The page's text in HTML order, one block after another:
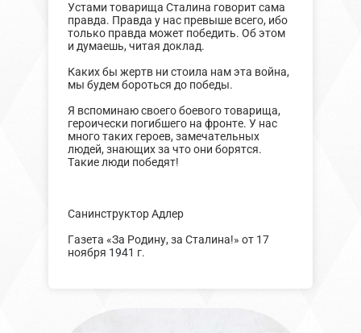
Устами товарища Сталина говорит сама
правда. Правда у нас превыше всего, ибо
только правда может победить. Об этом
и думаешь, читая доклад.
Каких бы жертв ни стоила нам эта война,
мы будем бороться до победы.
Я вспоминаю своего боевого товарища,
героически погибшего на фронте. У нас
много таких героев, замечательных
людей, знающих за что они борятся.
Такие люди победят!
Санинструктор Адлер
Газета «За Родину, за Сталина!» от 17
ноября 1941 г.